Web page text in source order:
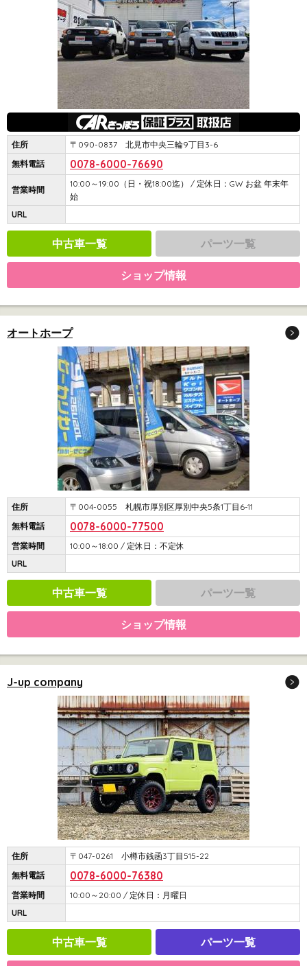
住所
〒090-0837 北見市中央三輪9丁目3-6
無料電話
0078-6000-76690
営業時間
10:00～19:00（日・祝18:00迄） / 定休日：GW お盆 年末年
始
URL
中古車一覧 パーツ一覧
ショップ情報
オートホープ
住所
〒004-0055 札幌市厚別区厚別中央5条1丁目6-11
無料電話
0078-6000-77500
営業時間
10:00～18:00 / 定休日：不定休
URL
中古車一覧 パーツ一覧
ショップ情報
J-up company
住所
〒047-0261 小樽市銭函3丁目515-22
無料電話
0078-6000-76380
営業時間
10:00～20:00 / 定休日：月曜日
URL
中古車一覧 パーツ一覧